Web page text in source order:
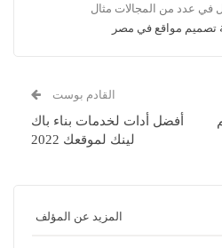
في عدد من المجالات مثال
مواقع في مصر
القادم بوست
أفضل أدات لخدمات بناء باك
لينك لموقعك 2022
المزيد عن المؤلف